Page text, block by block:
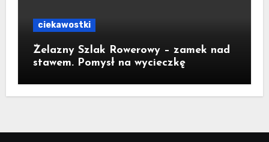
ciekawostki
Żelazny Szlak Rowerowy – zamek nad
stawem. Pomysł na wycieczkę